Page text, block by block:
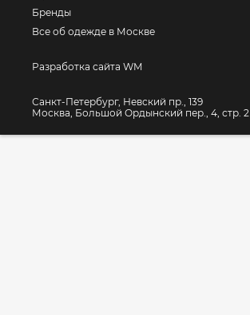
Бренды
Все об одежде в Москве
Разработка сайта WM
Санкт-Петербург, Невский пр., 139
Москва, Большой Ордынский пер., 4, стр. 2